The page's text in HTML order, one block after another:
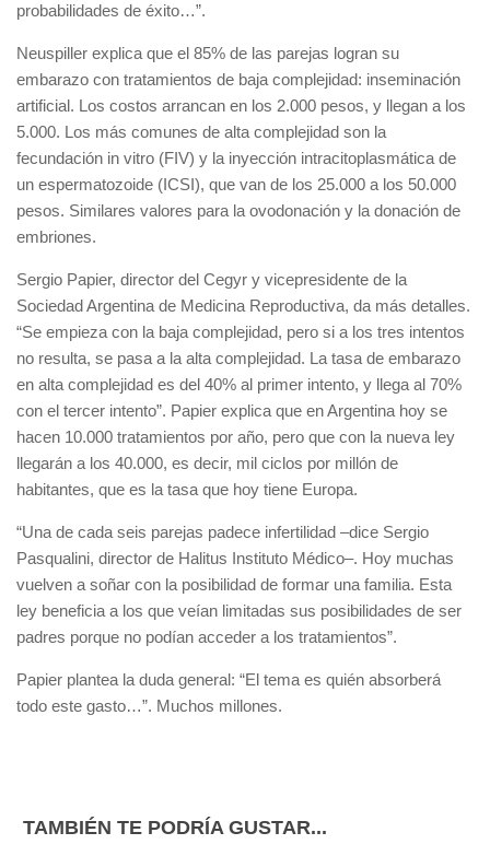
probabilidades de éxito…”.
Neuspiller explica que el 85% de las parejas logran su
embarazo con tratamientos de baja complejidad: inseminación
artificial. Los costos arrancan en los 2.000 pesos, y llegan a los
5.000. Los más comunes de alta complejidad son la
fecundación in vitro (FIV) y la inyección intracitoplasmática de
un espermatozoide (ICSI), que van de los 25.000 a los 50.000
pesos. Similares valores para la ovodonación y la donación de
embriones.
Sergio Papier, director del Cegyr y vicepresidente de la
Sociedad Argentina de Medicina Reproductiva, da más detalles.
“Se empieza con la baja complejidad, pero si a los tres intentos
no resulta, se pasa a la alta complejidad. La tasa de embarazo
en alta complejidad es del 40% al primer intento, y llega al 70%
con el tercer intento”. Papier explica que en Argentina hoy se
hacen 10.000 tratamientos por año, pero que con la nueva ley
llegarán a los 40.000, es decir, mil ciclos por millón de
habitantes, que es la tasa que hoy tiene Europa.
“Una de cada seis parejas padece infertilidad –dice Sergio
Pasqualini, director de Halitus Instituto Médico–. Hoy muchas
vuelven a soñar con la posibilidad de formar una familia. Esta
ley beneficia a los que veían limitadas sus posibilidades de ser
padres porque no podían acceder a los tratamientos”.
Papier plantea la duda general: “El tema es quién absorberá
todo este gasto…”. Muchos millones.
TAMBIÉN TE PODRÍA GUSTAR...